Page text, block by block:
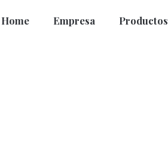
Home Empresa Productos